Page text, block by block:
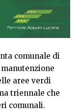
comunale di
aree verdi
triennale che
comunali.